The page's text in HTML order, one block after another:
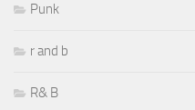
Punk
r and b
R& B